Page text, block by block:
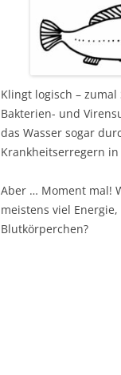
Klingt logisch –
Bakterien- und
das Wasser sogar
Krankheitserregern
Aber … Moment mal!
meistens viel
Blutkörperchen?